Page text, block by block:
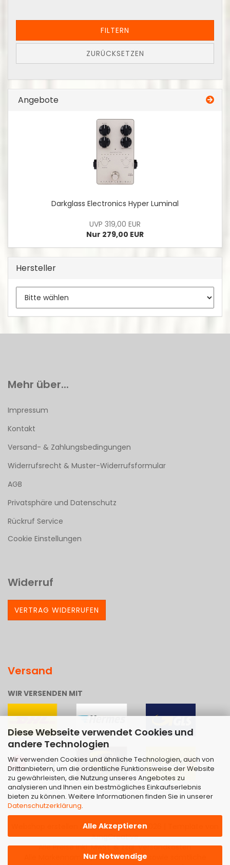
Diese Webseite verwendet Cookies und
andere Technologien
Wir verwenden Cookies und ähnliche Technologien, auch von
Drittanbietern, um die ordentliche Funktionsweise der Website
zu gewährleisten, die Nutzung unseres Angebotes zu
analysieren und Ihnen ein bestmögliches Einkaufserlebnis
bieten zu können. Weitere Informationen finden Sie in unserer
Datenschutzerklärung.
Alle Akzeptieren
Nur Notwendige
FILTERN
ZURÜCKSETZEN
Angebote
Darkglass Electronics Hyper Luminal
UVP 319,00 EUR
Nur 279,00 EUR
Hersteller
Mehr über...
Impressum
Kontakt
Versand- & Zahlungsbedingungen
Widerrufsrecht & Muster-Widerrufsformular
AGB
Privatsphäre und Datenschutz
Rückruf Service
Cookie Einstellungen
Widerruf
VERTRAG WIDERRUFEN
Versand
WIR VERSENDEN MIT
mit Gambio.de © 2026 | Template von
JungCreative.
Alle Preise inkl. MwSt. & zzgl. Versandkosten
Alle Markennamen, Warenzeichen sowie sämtliche